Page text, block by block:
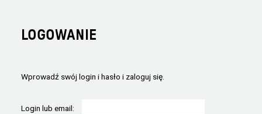
LOGOWANIE
Wprowadź swój login i hasło i zaloguj się.
Login lub email: